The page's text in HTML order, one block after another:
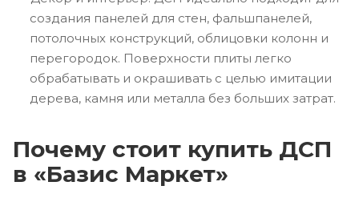
создания панелей для стен, фальшпанелей,
потолочных конструкций, облицовки колонн и
перегородок. Поверхности плиты легко
обрабатывать и окрашивать с целью имитации
дерева, камня или металла без больших затрат.
Почему стоит купить ДСП
в «Базис Маркет»